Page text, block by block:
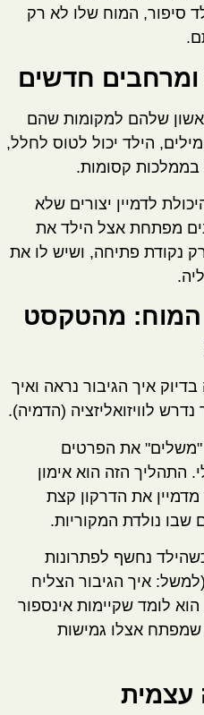
סיפור, המוח שלו לא רק
שלהם למקומות שהם
הילד יכול לטוס לחלל,
בממלכות קסומות.
לדמיין יצורים שלא
מפתחת אצל הילד את
נקודת פתיחה, ושיש לו את
המוח: מהטקסט
איך הגיבור נראה ואיך
נדרש לוויזואליזציה (הדמיה).
את הפרטים
התהליך הזה הוא אימון
מדמיין את הדרקון קצת
שבו נולדת המקוריות.
נחשף לפתרונות
איך הגיבור הצליח
לומד שקיימות אינספור
אצלו גמישות